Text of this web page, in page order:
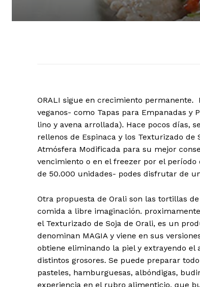
ORALI sigue en crecimiento
veganos- como Tapas para Empanadas y
lino y avena arrollada). Hace pocos días,
rellenos de Espinaca y los Texturizado de
Atmósfera Modificada para su mejor
vencimiento o en el freezer por el
de 50.000 unidades- podes disfrutar de
Otra propuesta de Orali son las tortillas
comida a libre imaginación.
el Texturizado de Soja de Orali, es un
denominan MAGIA y viene en sus
obtiene eliminando la piel y extrayendo
distintos grosores. Se puede preparar
pasteles, hamburguesas, albóndigas,
experiencia en el rubro alimenticio, que